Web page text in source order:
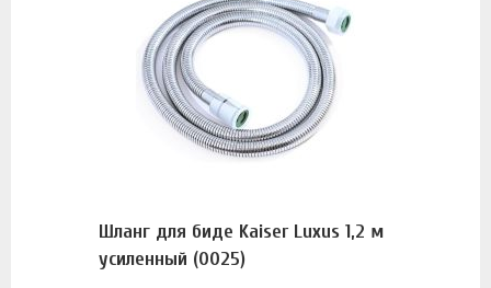
Шланг для биде Kaiser Luxus 1,2 м
усиленный (0025)